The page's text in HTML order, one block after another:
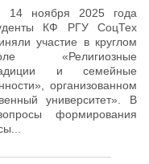
конференций
14 ноября 2025 года
КФ РГУ СоцТех
участие в круглом
«Религиозные
и семейные
организованном
университет». В
формирования